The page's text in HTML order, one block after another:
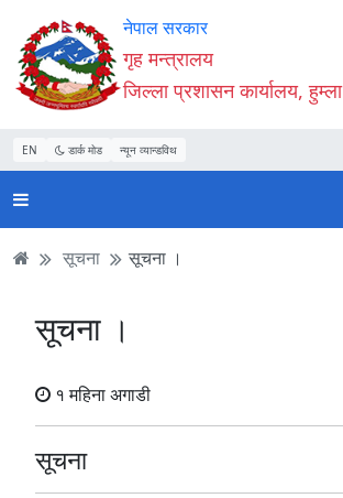
Accessibility
Mode
सुरु
गर्नुहोस्
सामाग्री
पढ्नुहाेस्
नेभिगेसन
पढ्नुहाेस्
वेबसाइट
खोजमा
जानुहोस्
नेपाल सरकार
गृह मन्त्रालय
जिल्ला प्रशासन कार्यालय, हुम्ला
EN डार्क मोड न्यून व्यान्डविथ
सूचना सूचना ।
सूचना ।
१ महिना अगाडी
सूचना